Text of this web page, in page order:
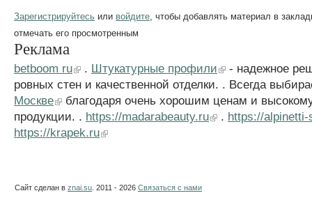
Зарегистрируйтесь или войдите , чтобы добавлять материал в
отмечать его просмотренным
Реклама
betboom ru . Штукатурные профили
- надежное
ровных стен и качественной отделки. . Всегда
Москве
благодаря очень хорошим ценам и
продукции. . https://madarabeauty.ru . https://alpinetti-
https://krapek.ru
Сайт сделан в znai.su . 2011 - 2026 Связаться с нами